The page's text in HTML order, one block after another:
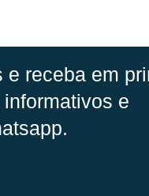
receba em
e